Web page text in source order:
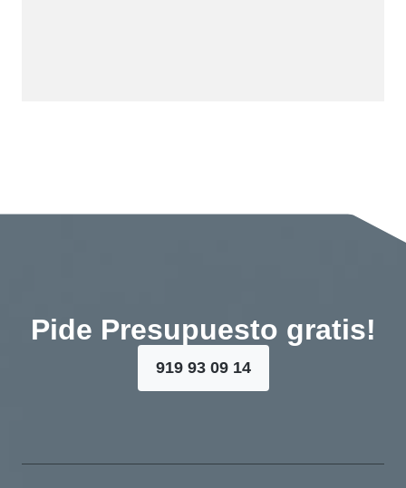
Pide Presupuesto gratis!
919 93 09 14